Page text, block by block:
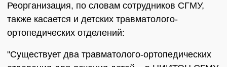
Реорганизация, по словам сотрудников СГМУ,
также касается и детских травматолого-
ортопедических отделений:
"Существует два травматолого-ортопедических